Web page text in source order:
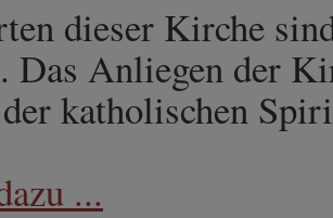
dieser Kirche
Das Anliegen der
katholischen
...